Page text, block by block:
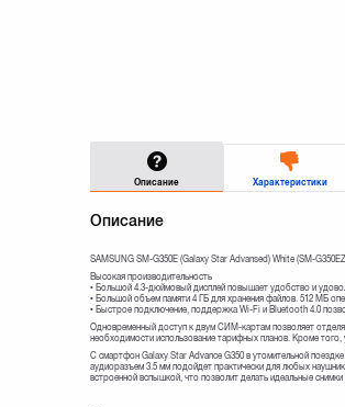
Описание Характеристики
Описание
SAMSUNG SM-G350E (Galaxy Star Advansed) White (SM-
Высокая производительность
• Большой 4.3-дюймовый дисплей повышает удобство и
• Большой объем памяти 4 ГБ для хранения файлов. 512 МБ
• Быстрое подключение, поддержка Wi-Fi и Bluetooth 4.0
Одновременный доступ к двум СИМ-картам позволяет
необходимости использование тарифных планов. Кроме
С смартфон Galaxy Star Advance G350 в утомительной
аудиоразъем 3.5 мм подойдет практически для любых
встроенной вспышкой, что позволит делать идеальные